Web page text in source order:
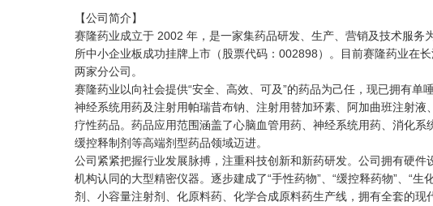
【公司简介】
赛隆药业成立于 2002 年，是一家集药品研发、生产、营销及技术服
所中小企业板成功挂牌上市（股票代码：002898）。目前赛隆药业在
两家分公司。
赛隆药业以向社会提供“安全、高效、可及”的药品为己任，现已拥有
神经系统用药及注射用帕瑞昔布钠、注射用替加环素、阿加曲班注射
疗性药品。药品应用范围涵盖了心脑血管用药、神经系统用药、消化
缓控释制剂等高端剂型药品领域迈进。
公司紧紧把握行业发展脉搏，注重科技创新和新药研发。公司拥有硬
机构认同的大型精密仪器。逐步建成了“手性药物”、“缓控释药物”、“
剂、小容量注射剂、化原料药、化学合成原料药生产线，拥有全套的